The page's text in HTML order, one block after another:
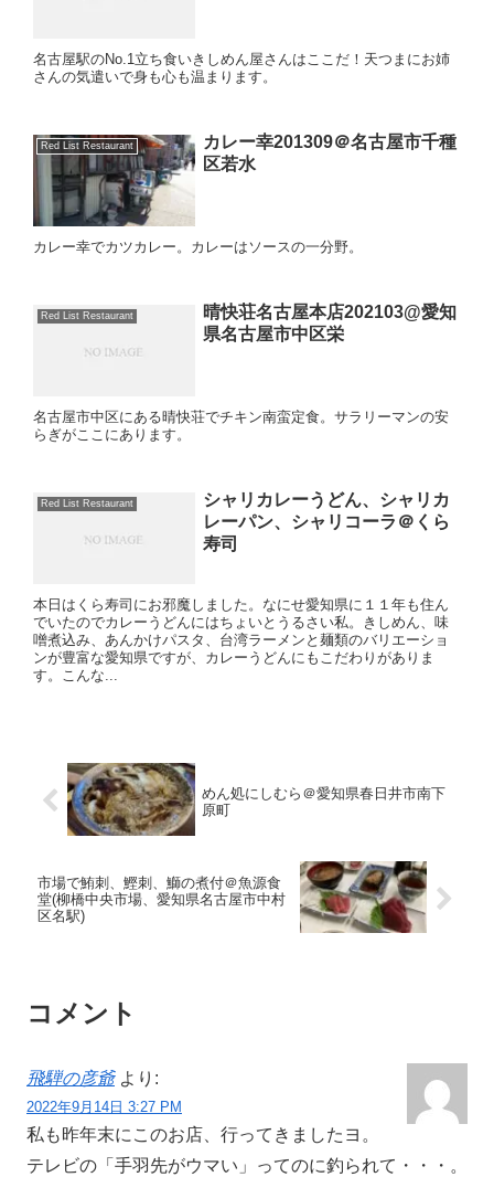
名古屋駅のNo.1立ち食いきしめん屋さんはここだ！天つまにお姉
さんの気遣いで身も心も温まります。
Red List Restaurant
カレー幸201309＠名古屋市千種
区若水
カレー幸でカツカレー。カレーはソースの一分野。
Red List Restaurant
晴快荘名古屋本店202103@愛知
県名古屋市中区栄
名古屋市中区にある晴快荘でチキン南蛮定食。サラリーマンの安
らぎがここにあります。
Red List Restaurant
シャリカレーうどん、シャリカ
レーパン、シャリコーラ＠くら
寿司
本日はくら寿司にお邪魔しました。なにせ愛知県に１１年も住ん
でいたのでカレーうどんにはちょいとうるさい私。きしめん、味
噌煮込み、あんかけパスタ、台湾ラーメンと麺類のバリエーショ
ンが豊富な愛知県ですが、カレーうどんにもこだわりがありま
す。こんな...
めん処にしむら＠愛知県春日井市南下
原町
市場で鮪刺、鰹刺、鰤の煮付＠魚源食
堂(柳橋中央市場、愛知県名古屋市中村
区名駅)
コメント
飛騨の彦爺 より:
2022年9月14日 3:27 PM
私も昨年末にこのお店、行ってきましたヨ。
テレビの「手羽先がウマい」ってのに釣られて・・・。